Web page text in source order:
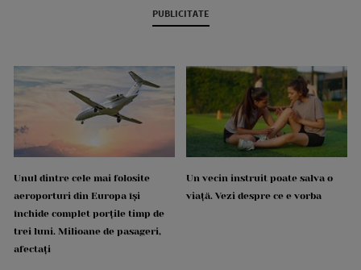
PUBLICITATE
Unul dintre cele mai folosite
aeroporturi din Europa își
închide complet porțile timp de
trei luni. Milioane de pasageri,
afectați
Un vecin instruit poate salva o
viață. Vezi despre ce e vorba